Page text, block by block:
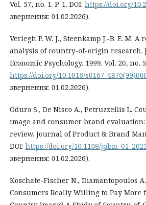
Vol. 57, no. 1. P. 1. DOI: https://doi.org/
звернення: 01.02.2026).
Verlegh P. W. J., Steenkamp J.-B. E. M.
analysis of country-of-origin research.
Economic Psychology. 1999. Vol. 20, no.
https://doi.org/10.1016/s0167-
звернення: 01.02.2026).
Oduro S., De Nisco A., Petruzzellis L.
image and consumer brand
review. Journal of Product & Brand
DOI: https://doi.org/10.1108/jpbm-01-
звернення: 01.02.2026).
Koschate-Fischer N., Diamantopoulos
Consumers Really Willing to Pay More